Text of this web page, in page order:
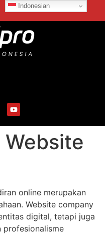
online merupakan
Website company
digital, tetapi juga
profesionalisme
Indonesian